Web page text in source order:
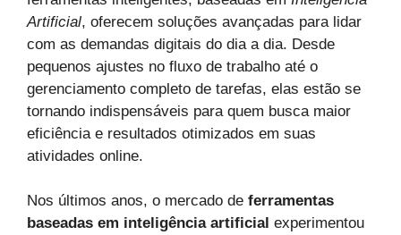
Artificial, oferecem soluções avançadas para lidar
com as demandas digitais do dia a dia. Desde
pequenos ajustes no fluxo de trabalho até o
gerenciamento completo de tarefas, elas estão se
tornando indispensáveis para quem busca maior
eficiência e resultados otimizados em suas
atividades online.
Nos últimos anos, o mercado de ferramentas
baseadas em inteligência artificial experimentou